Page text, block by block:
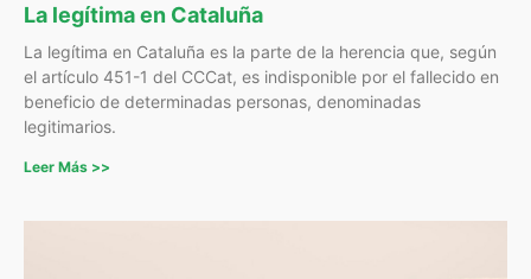
La legítima en Cataluña
La legítima en Cataluña es la parte de la herencia que, según
el artículo 451-1 del CCCat, es indisponible por el fallecido en
beneficio de determinadas personas, denominadas
legitimarios.
Leer Más >>